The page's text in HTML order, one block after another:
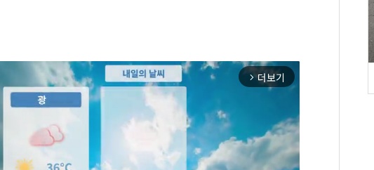
arrow_forward_ios 더보기